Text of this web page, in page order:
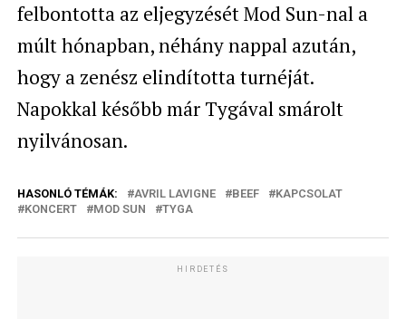
felbontotta az eljegyzését Mod Sun-nal a
múlt hónapban, néhány nappal azután,
hogy a zenész elindította turnéját.
Napokkal később már Tygával smárolt
nyilvánosan.
HASONLÓ TÉMÁK: AVRIL LAVIGNE BEEF
KAPCSOLAT
KONCERT
MOD SUN TYGA
HIRDETÉS